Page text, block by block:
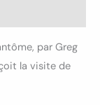
par Greg
la visite de